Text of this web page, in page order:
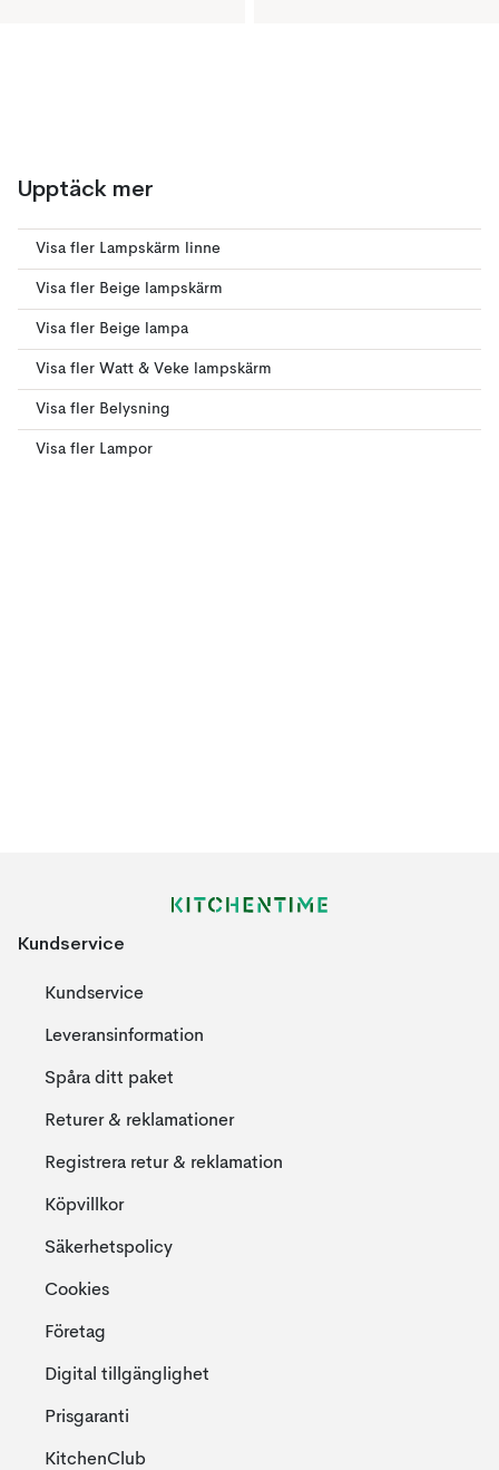
Upptäck mer
Visa fler Lampskärm linne
Visa fler Beige lampskärm
Visa fler Beige lampa
Visa fler Watt & Veke lampskärm
Visa fler Belysning
Visa fler Lampor
Kundservice
Kundservice
Leveransinformation
Spåra ditt paket
Returer & reklamationer
Registrera retur & reklamation
Köpvillkor
Säkerhetspolicy
Cookies
Företag
Digital tillgänglighet
Prisgaranti
KitchenClub